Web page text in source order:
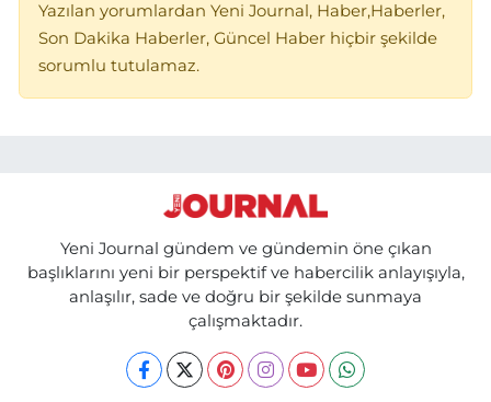
Yazılan yorumlardan Yeni Journal, Haber,Haberler,
Son Dakika Haberler, Güncel Haber hiçbir şekilde
sorumlu tutulamaz.
Yeni Journal gündem ve gündemin öne çıkan
başlıklarını yeni bir perspektif ve habercilik anlayışıyla,
anlaşılır, sade ve doğru bir şekilde sunmaya
çalışmaktadır.